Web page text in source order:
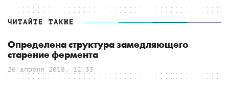
ЧИТАЙТЕ ТАКЖЕ
Определена структура замедляющего
старение фермента
26 апреля 2018, 12:33